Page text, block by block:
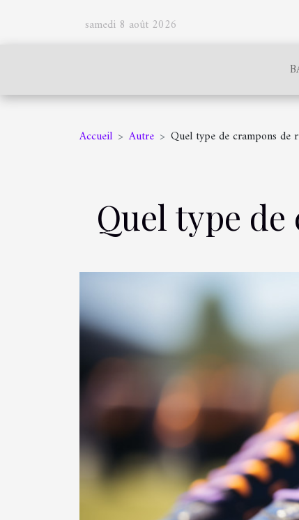
samedi 8 août 2026
Accueil Autre Quel type de crampons de
Quel type